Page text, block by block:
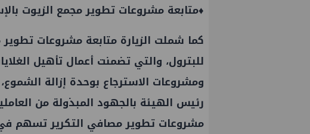
♦️متابعة مشروعات تطوير مجمع الزيوت
كما شملت الزيارة متابعة مشروعات
للبترول، والتي تضمنت أعمال تأهيل
ومشروعات الاسترجاع بوحدة إزالة
رئيس الهيئة بالجهود المبذولة من
مشروعات تطوير مصافي التكرير تسهم